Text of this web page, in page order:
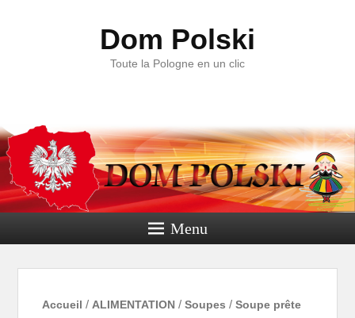
Dom Polski
Toute la Pologne en un clic
Menu
Accueil / ALIMENTATION /Soupes /Soupe prête